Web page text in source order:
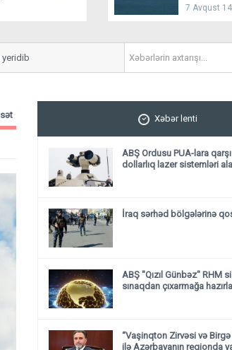
bağlayır
7 Avqust
Xəbər lenti
ABŞ Ordusu PUA-lara
dollarlıq lazer sistemləri
İraq sərhəd bölgələrinə
ABŞ "Qızıl Günbəz" RHM
sınaqdan çıxarmağa
“Vaşinqton Zirvəsi və
ilə Azərbayanın regionda